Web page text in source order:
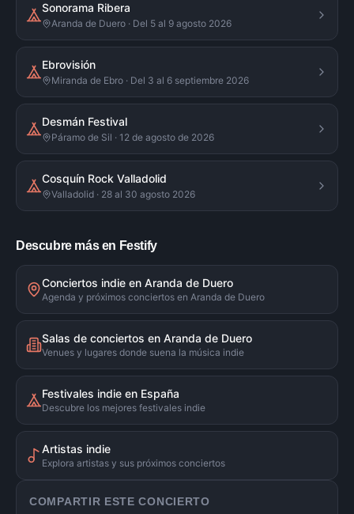
Sonorama Ribera
Aranda de Duero · Del 5 al 9 agosto 2026
Ebrovisión
Miranda de Ebro · Del 3 al 6 septiembre 2026
Desmán Festival
Páramo de Sil · 12 de agosto de 2026
Cosquín Rock Valladolid
Valladolid · 28 al 30 agosto 2026
Descubre más en Festify
Conciertos indie en Aranda de Duero
Agenda y próximos conciertos en Aranda de Duero
Salas de conciertos en Aranda de Duero
Venues y lugares donde suena la música indie
Festivales indie en España
Descubre los mejores festivales indie
Artistas indie
Explora artistas y sus próximos conciertos
COMPARTIR ESTE CONCIERTO